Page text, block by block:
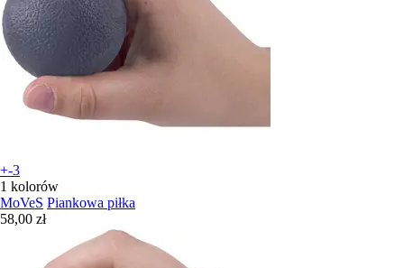
+-3
1 kolorów
MoVeS Piankowa piłka
58,00 zł